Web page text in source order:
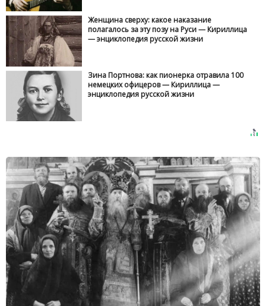
Женщина сверху: какое наказание
полагалось за эту позу на Руси — Кириллица
— энциклопедия русской жизни
Зина Портнова: как пионерка отравила 100
немецких офицеров — Кириллица —
энциклопедия русской жизни